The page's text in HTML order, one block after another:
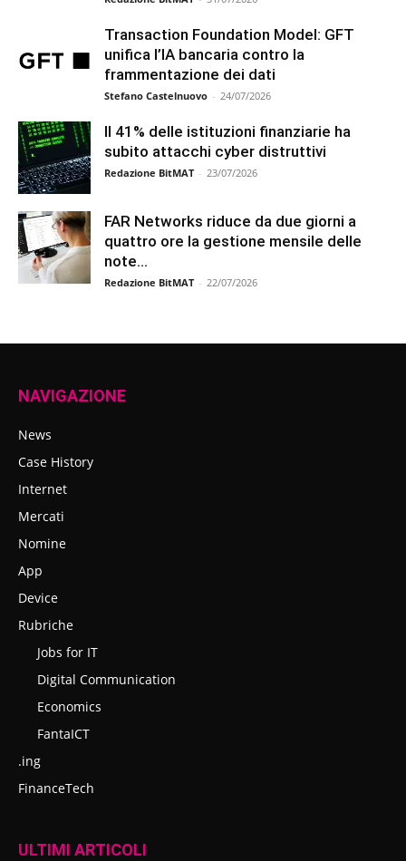
Transaction Foundation Model: GFT
unifica l’IA bancaria contro la
frammentazione dei dati
Stefano Castelnuovo - 24/07/2026
Il 41% delle istituzioni finanziarie ha
subito attacchi cyber distruttivi
Redazione BitMAT - 23/07/2026
FAR Networks riduce da due giorni a
quattro ore la gestione mensile delle
note...
Redazione BitMAT - 22/07/2026
NAVIGAZIONE
News
Case History
Internet
Mercati
Nomine
App
Device
Rubriche
Jobs for IT
Digital Communication
Economics
FantaICT
.ing
FinanceTech
ULTIMI ARTICOLI